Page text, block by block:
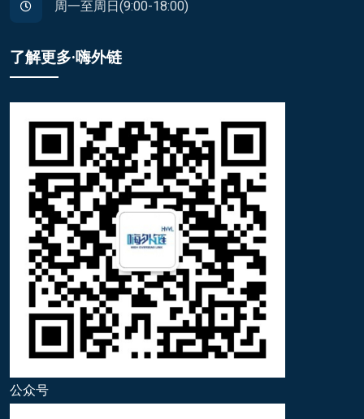
周一至周日(9:00-18:00)
了解更多·嗨外链
公众号